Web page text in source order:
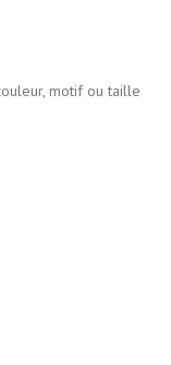
motif ou taille